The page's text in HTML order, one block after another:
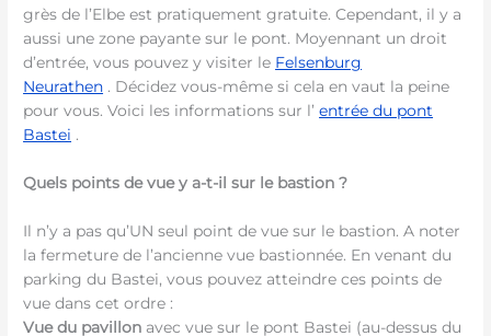
grès de l’Elbe est pratiquement gratuite. Cependant, il y a
aussi une zone payante sur le pont. Moyennant un droit
d’entrée, vous pouvez y visiter le Felsenburg
Neurathen . Décidez vous-même si cela en vaut la peine
pour vous. Voici les informations sur l’entrée du pont
Bastei .
Quels points de vue y a-t-il sur le bastion ?
Il n’y a pas qu’UN seul point de vue sur le bastion. A noter
la fermeture de l’ancienne vue bastionnée. En venant du
parking du Bastei, vous pouvez atteindre ces points de
vue dans cet ordre :
Vue du pavillon avec vue sur le pont Bastei (au-dessus du